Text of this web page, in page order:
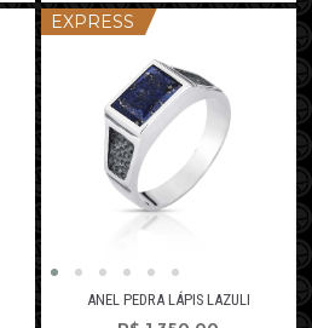
EXPRESS
ANEL PEDRA LÁPIS LAZULI